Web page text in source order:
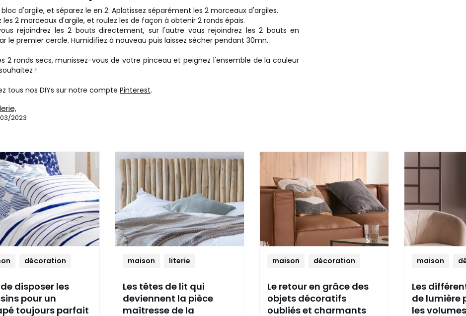
bloc d'argile, et séparez le en 2. Aplatissez séparément les 2 morceaux d'argiles.
les 2 morceaux d'argile, et roulez les de façon à obtenir 2 ronds épais.
rejoindrez les 2 bouts directement, sur l'autre vous rejoindrez les 2 bouts en
le premier cercle. Humidifiez à nouveau puis laissez sécher pendant 30mn.
2 ronds secs, munissez-vous de votre pinceau et peignez l'ensemble de la couleur
!
tous nos DIYs sur notre compte Pinterest.
2023
décoration
de disposer les
pour un
toujours parfait
maison literie
Les têtes de lit qui
deviennent la pièce
maîtresse de la
maison décoration
Le retour en grâce des
objets décoratifs
oubliés et charmants
maison
Les
de lumière
les volumes